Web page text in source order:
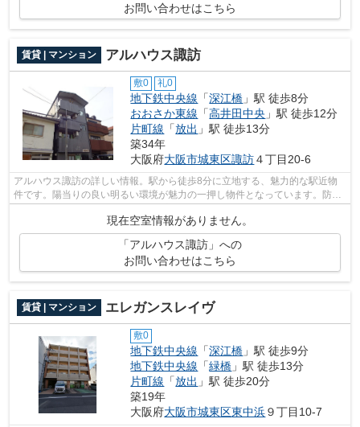
お問い合わせはこちら
賃貸 | マンション アルハウス諏訪
敷0 礼0
地下鉄中央線 「深江橋 」駅 徒歩8分
おおさか東線 「高井田中央 」駅 徒歩12分
片町線 「放出 」駅 徒歩13分
築34年
大阪府大阪市城東区諏訪４丁目20-6
アルハウス諏訪の詳しい情報。駅から徒歩8分に立地する、魅力的な駅近物
件です。陽当りの良い明るい環境が魅力の一押し物件となっています。防犯
対策もバッチリなマンションタイプの物...
現在空室情報がありません。
「アルハウス諏訪」への
お問い合わせはこちら
賃貸 | マンション エレガンスレイヴ
敷0
地下鉄中央線 「深江橋 」駅 徒歩9分
地下鉄中央線 「緑橋 」駅 徒歩13分
片町線 「放出 」駅 徒歩20分
築19年
大阪府大阪市城東区東中浜９丁目10-7